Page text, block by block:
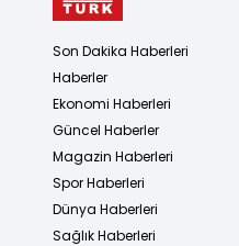
Son Dakika Haberleri
Haberler
Ekonomi Haberleri
Güncel Haberler
Magazin Haberleri
Spor Haberleri
Dünya Haberleri
Sağlık Haberleri